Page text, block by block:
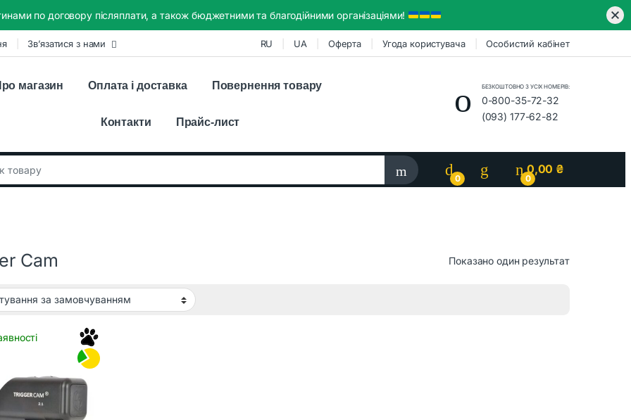
Зв’язатися з нами RU UA Оферта Угода користувача Особистий кабінет
магазин Оплата і доставка Повернення товару
Контакти Прайс-лист
БЕЗКОШТОВНО З УСІХ НОМЕРІВ:
0-800-35-72-32
(093) 177-62-82
0 0
0,00 ₴
Cam Показано один результат
по договору післяплати, а також бюджетними та благодійними організаціями!